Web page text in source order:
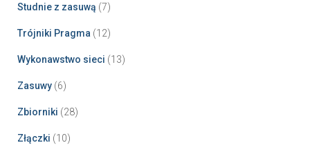
Studnie z zasuwą (7)
Trójniki Pragma (12)
Wykonawstwo sieci (13)
Zasuwy (6)
Zbiorniki (28)
Złączki (10)